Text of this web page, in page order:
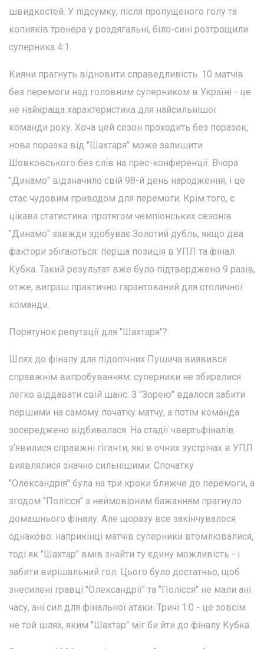
швидкостей. У підсумку, після пропущеного голу та
копняків тренера у роздягальні, біло-сині розтрощили
суперника 4:1.
Кияни прагнуть відновити справедливість. 10 матчів
без перемоги над головним суперником в Україні - це
не найкраща характеристика для найсильнішої
команди року. Хоча цей сезон проходить без поразок,
нова поразка від "Шахтаря" може залишити
Шовковського без слів на прес-конференції. Вчора
"Динамо" відзначило свій 98-й день народження, і це
стає чудовим приводом для перемоги. Крім того, є
цікава статистика: протягом чемпіонських сезонів
"Динамо" завжди здобуває Золотий дубль, якщо два
фактори збігаються: перша позиція в УПЛ та фінал
Кубка. Такий результат вже було підтверджено 9 разів,
отже, виграш практично гарантований для столичної
команди.
Порятунок репутації для "Шахтаря"?
Шлях до фіналу для підопічних Пушича виявився
справжнім випробуванням: суперники не збиралися
легко віддавати свій шанс. З "Зорею" вдалося забити
першими на самому початку матчу, а потім команда
зосереджено відбивалася. На стадії чвертьфіналів
з'явилися справжні гіганти, які в очних зустрічах в УПЛ
виявлялися значно сильнішими. Спочатку
"Олександрія" була на три кроки ближче до перемоги, а
згодом "Полісся" з неймовірним бажанням прагнуло
домашнього фіналу. Але щоразу все закінчувалося
однаково: наприкінці матчів суперники втомлювалися,
тоді як "Шахтар" вмів знайти ту єдину можливість - і
забити вирішальний гол. Цього було достатньо, щоб
знесилені гравці "Олександрії" та "Полісся" не мали ані
часу, ані сил для фінальної атаки. Тричі 1:0 - це зовсім
не той шлях, яким "Шахтар" міг би йти до фіналу Кубка.